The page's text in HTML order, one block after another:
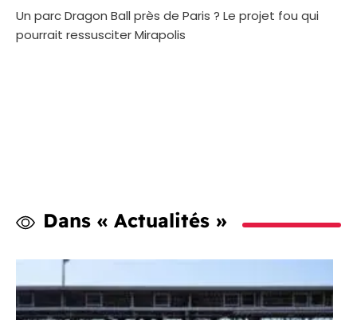
Un parc Dragon Ball près de Paris ? Le projet fou qui
pourrait ressusciter Mirapolis
Dans « Actualités »